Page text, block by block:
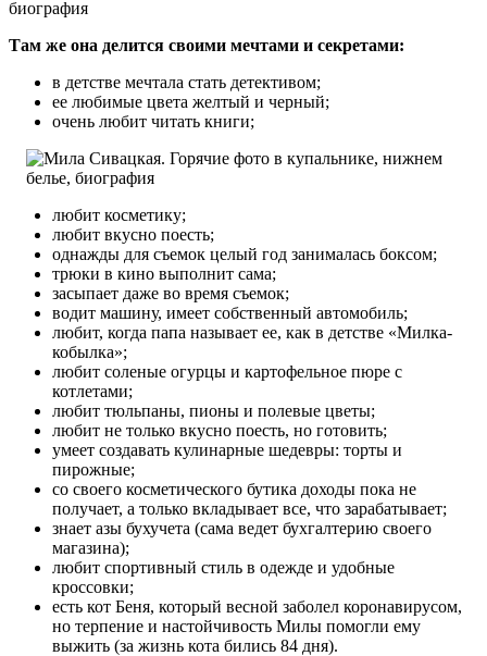
Там же она делится своими мечтами и секретами:
в детстве мечтала стать детективом;
ее любимые цвета желтый и черный;
очень любит читать книги;
любит косметику;
любит вкусно поесть;
однажды для съемок целый год занималась боксом;
трюки в кино выполнит сама;
засыпает даже во время съемок;
водит машину, имеет собственный автомобиль;
любит, когда папа называет ее, как в детстве «Милка-
кобылка»;
любит соленые огурцы и картофельное пюре с
котлетами;
любит тюльпаны, пионы и полевые цветы;
любит не только вкусно поесть, но готовить;
умеет создавать кулинарные шедевры: торты и
пирожные;
со своего косметического бутика доходы пока не
получает, а только вкладывает все, что зарабатывает;
знает азы бухучета (сама ведет бухгалтерию своего
магазина);
любит спортивный стиль в одежде и удобные
кроссовки;
есть кот Беня, который весной заболел коронавирусом,
но терпение и настойчивость Милы помогли ему
выжить (за жизнь кота бились 84 дня).